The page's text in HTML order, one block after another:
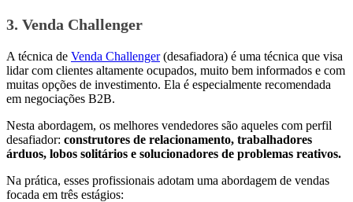
3. Venda Challenger
A técnica de Venda Challenger(desafiadora) é uma técnica que visa
lidar com clientes altamente ocupados, muito bem informados e com
muitas opções de investimento. Ela é especialmente recomendada
em negociações B2B.
Nesta abordagem, os melhores vendedores são aqueles com perfil
desafiador: construtores de relacionamento, trabalhadores
árduos, lobos solitários e solucionadores de problemas reativos.
Na prática, esses profissionais adotam uma abordagem de vendas
focada em três estágios: